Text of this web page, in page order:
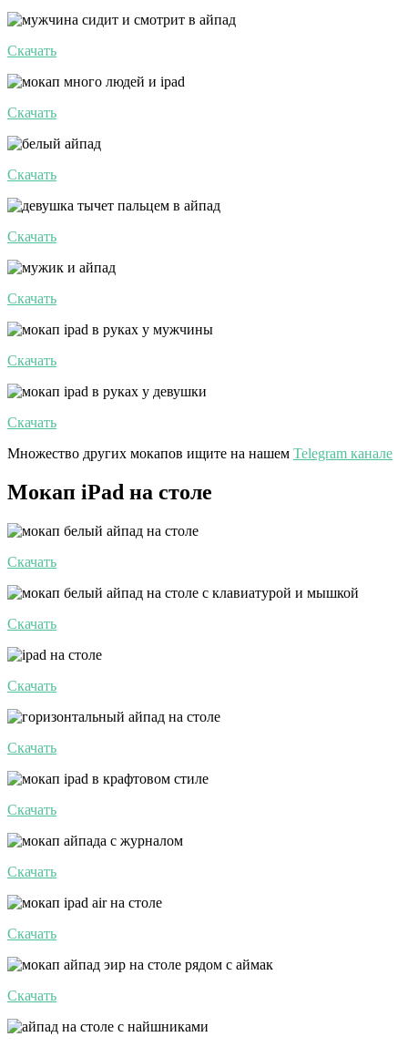
Скачать
Скачать
Скачать
Скачать
Скачать
Скачать
Скачать
Множество других мокапов ищите на нашем Telegram канале
Мокап iPad на столе
Скачать
Скачать
Скачать
Скачать
Скачать
Скачать
Скачать
Скачать